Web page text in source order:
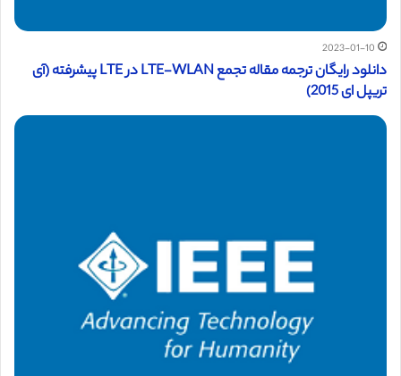
2023-01-10
دانلود رایگان ترجمه مقاله تجمع LTE-WLAN در LTE پیشرفته (آی
تریپل ای 2015)